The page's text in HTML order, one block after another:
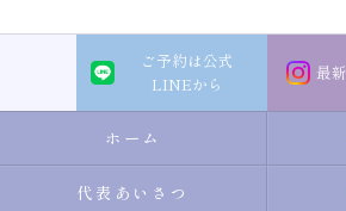
ご予約は公式
LINEから
最
ホーム
代表あいさつ